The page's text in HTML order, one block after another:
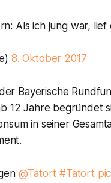
Als ich jung war,
8. Oktober 2017
Bayerische
12 Jahre begründet
in seiner
@Tatort #Tatort